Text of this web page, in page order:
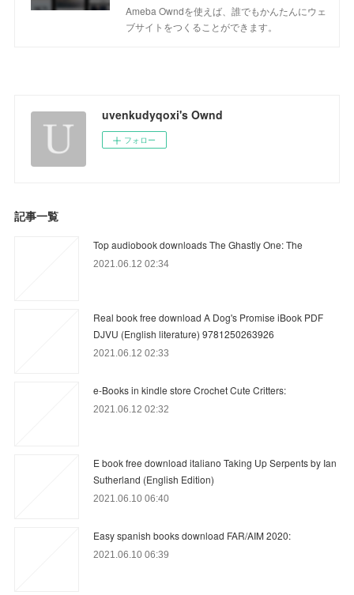
Ameba Owndを使えば、誰でもかんたんにウェ
ブサイトをつくることができます。
uvenkudyqoxi's Ownd
フォロー
記事一覧
Top audiobook downloads The Ghastly One: The
2021.06.12 02:34
Real book free download A Dog's Promise iBook PDF
DJVU (English literature) 9781250263926
2021.06.12 02:33
e-Books in kindle store Crochet Cute Critters:
2021.06.12 02:32
E book free download italiano Taking Up Serpents by Ian
Sutherland (English Edition)
2021.06.10 06:40
Easy spanish books download FAR/AIM 2020:
2021.06.10 06:39